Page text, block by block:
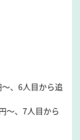
、6人目から追
～、7人目から